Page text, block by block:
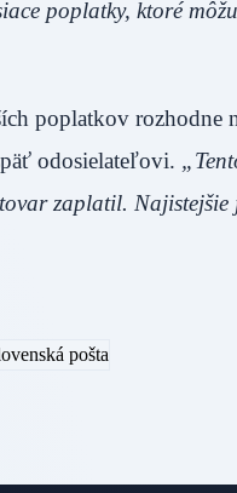
poplatky, ktoré
poplatkov rozhodne
odosielateľovi.
zaplatil.
pošta